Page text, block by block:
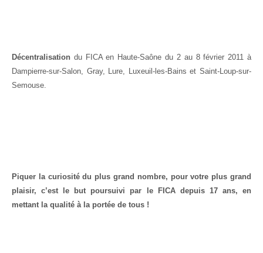
Décentralisation du FICA en Haute-Saône du 2 au 8 février 2011 à
Dampierre-sur-Salon, Gray, Lure, Luxeuil-les-Bains et Saint-Loup-sur-
Semouse.
Piquer la curiosité du plus grand nombre, pour votre plus grand
plaisir, c’est le but poursuivi par le FICA depuis 17 ans, en
mettant la qualité à la portée de tous !